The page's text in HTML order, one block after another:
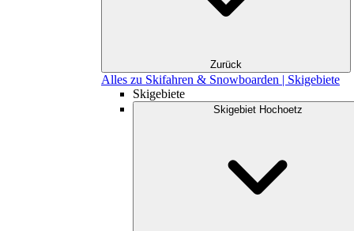
Zurück
Alles zu Skifahren & Snowboarden | Skigebiete
Skigebiete
Skigebiet Hochoetz